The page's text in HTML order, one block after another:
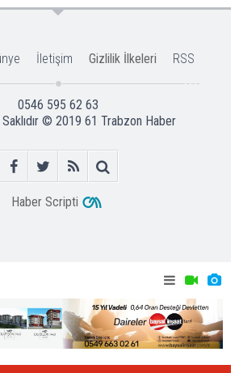
İletişim Gizlilik İlkeleri RSS
0546 595 62 63
© 2019 61 Trabzon Haber
Haber Scripti